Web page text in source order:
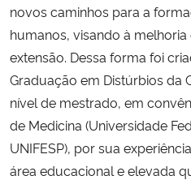
Ministério da Mulher, da Família e dos
Secretaria-Geral
Secretaria de Governo
Gabinete de Segurança Institucional
novos caminhos para a
humanos, visando à
extensão. Dessa forma foi
Graduação em Distúrbios da
nível de mestrado, em
de Medicina (Universidade
UNIFESP), por sua
área educacional e elevada